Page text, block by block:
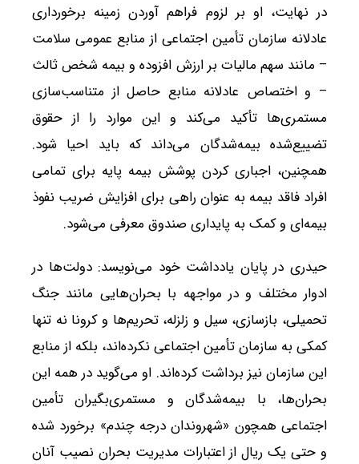
در نهایت، او بر لزوم فراهم آوردن زمینه برخورداری
عادلانه سازمان تأمین اجتماعی از منابع عمومی سلامت
– مانند سهم مالیات بر ارزش افزوده و بیمه شخص ثالث
– و اختصاص عادلانه منابع حاصل از متناسب‌سازی
مستمری‌ها تأکید می‌کند و این موارد را از حقوق
تضییع‌شده بیمه‌شدگان می‌داند که باید احیا شود.
همچنین، اجباری کردن پوشش بیمه پایه برای تمامی
افراد فاقد بیمه به عنوان راهی برای افزایش ضریب نفوذ
بیمه‌ای و کمک به پایداری صندوق معرفی می‌شود.
حیدری در پایان یادداشت خود می‌نویسد: دولت‌ها در
ادوار مختلف و در مواجهه با بحران‌هایی مانند جنگ
تحمیلی، بازسازی، سیل و زلزله، تحریم‌ها و کرونا نه تنها
کمکی به سازمان تأمین اجتماعی نکرده‌اند، بلکه از منابع
این سازمان نیز برداشت کرده‌اند. او می‌گوید در همه این
بحران‌ها، با بیمه‌شدگان و مستمری‌بگیران تأمین
اجتماعی همچون «شهروندان درجه چندم» برخورد شده
و حتی یک ریال از اعتبارات مدیریت بحران نصیب آنان